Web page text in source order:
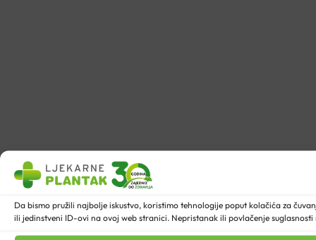
Da bismo pružili najbolje iskustvo, koristimo tehnologije poput kolačića za
ili jedinstveni ID-ovi na ovoj web stranici. Nepristanak ili povlačenje